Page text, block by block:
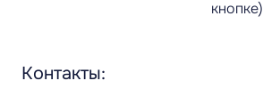
кнопке)
Контакты: